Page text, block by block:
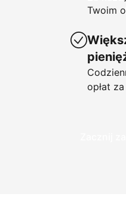
Twoim
opłat
Zacznij